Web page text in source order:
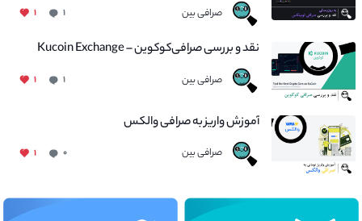
صرافی بین ۱ ۱
نقد و بررسی صرافی‌کوکوین – Kucoin Exchange
صرافی بین ۱ ۱
آموزش واریز به صرافی والکس
صرافی بین ۰ ۱